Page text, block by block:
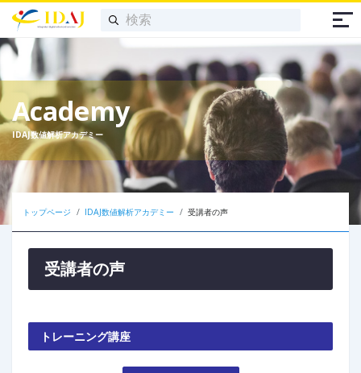
Academy
IDAJ数値解析アカデミー
トップページ IDAJ数値解析アカデミー 受講者の声
受講者の声
トレーニング講座